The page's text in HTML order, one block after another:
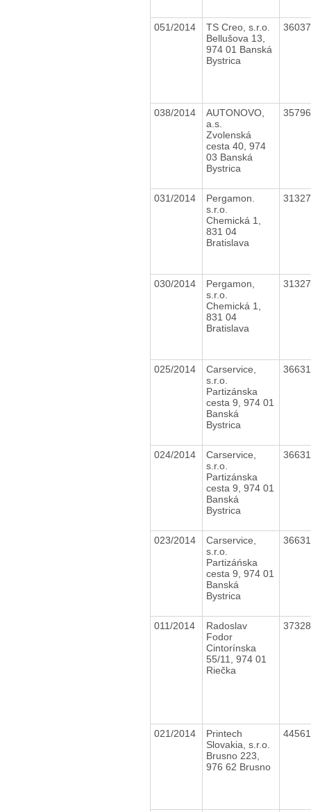
051/2014
TS Creo, s.r.o.
Bellušova 13,
974 01 Banská
Bystrica
038/2014
AUTONOVO,
a.s.
Zvolenská
cesta 40, 974
03 Banská
Bystrica
031/2014
Pergamon.
s.r.o.
Chemická 1,
831 04
Bratislava
030/2014
Pergamon,
s.r.o.
Chemická 1,
831 04
Bratislava
025/2014
Carservice,
s.r.o.
Partizánska
cesta 9, 974 01
Banská
Bystrica
024/2014
Carservice,
s.r.o.
Partizánska
cesta 9, 974 01
Banská
Bystrica
023/2014
Carservice,
s.r.o.
Partizáńska
cesta 9, 974 01
Banská
Bystrica
011/2014
Radoslav
Fodor
Cintorínska
55/11, 974 01
Riečka
021/2014
Printech
Slovakia, s.r.o.
Brusno 223,
976 62 Brusno